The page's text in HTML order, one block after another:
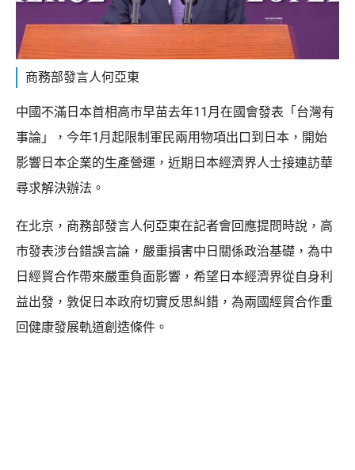
商務部發言人何亞東
中國不滿日本首相高市早苗去年11月在國會發表「台灣有
事論」，今年1月起限制軍民兩用物項出口到日本，開始
影響日本企業的生產營運，近期日本經濟界人士接連訪華
尋求解決辦法。
在北京，商務部發言人何亞東在記者會回應提問時說，高
市發表涉台錯誤言論，嚴重損害中日關係政治基礎，為中
日經貿合作帶來嚴重負面影響，希望日本經濟界從自身利
益出發，敦促日本政府切實反思糾錯，為兩國經貿合作重
回健康發展軌道創造條件。